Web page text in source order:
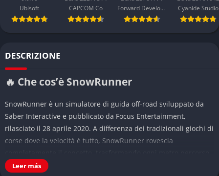
Ubisoft
CAPCOM Co
Forward Development
Cyanide Studio
DESCRIZIONE
🔥 Che cos’è SnowRunner
SnowRunner è un simulatore di guida off-road sviluppato da
Saber Interactive e pubblicato da Focus Entertainment,
rilasciato il 28 aprile 2020. A differenza dei tradizionali giochi di
corse dove la velocità è tutto, SnowRunner rovescia
completamente il concetto, trasformando ogni metro percorso
in una vittoria personale. Questo titolo ti mette al volante di
Leer más